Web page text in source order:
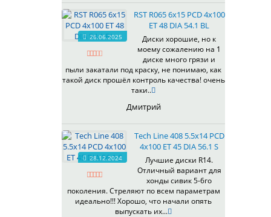
536
537
538
539
540
541
545
546
547
548
573
574
575
26.06.2025
RST R065 6x15 PCD 4x100
ET 48 DIA 54.1 BL
Диски хорошие, но к
моему сожалению на 1
диске много грязи и
пыли закатали под краску, не понимаю, как
такой диск прошёл контроль качества! очень
таки..
Дмитрий
28.12.2024
Tech Line 408 5.5x14 PCD
4x100 ET 45 DIA 56.1 S
Лучшие диски R14.
Отличный вариант для
хонды сивик 5-6го
поколения. Стреляют по всем параметрам
идеально!!! Хорошо, что начали опять
выпускать их...